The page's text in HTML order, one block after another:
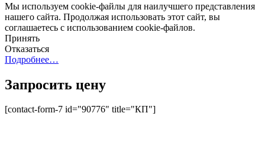
Мы используем cookie-файлы для наилучшего представления
нашего сайта. Продолжая использовать этот сайт, вы
соглашаетесь с использованием cookie-файлов.
Принять
Отказаться
Подробнее…
Запросить цену
[contact-form-7 id="90776" title="КП"]